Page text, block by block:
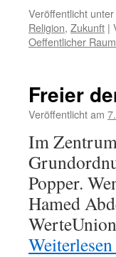
Veröffentlicht unter
Religion, Zukunft |
Oeffentlicher Raum
Freier
Veröffentlicht am
Im
Popper.
Hamed
Weiterlesen